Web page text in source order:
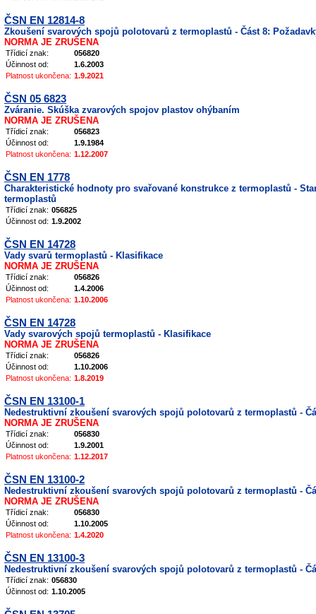
ČSN EN 12814-8
Zkoušení svarových spojů polotovarů z termoplastů - Část 8:
NORMA JE ZRUŠENA
Třídicí znak:
056820
Účinnost od:
1.6.2003
Platnost ukončena: 1.9.2021
ČSN 05 6823
Zváranie. Skúška zvarových spojov plastov ohýbaním
NORMA JE ZRUŠENA
Třídicí znak:
056823
Účinnost od:
1.9.1984
Platnost ukončena: 1.12.2007
ČSN EN 1778
Charakteristické hodnoty pro svařované konstrukce z termoplastů -
termoplastů
Třídicí znak: 056825
Účinnost od: 1.9.2002
ČSN EN 14728
Vady svarů termoplastů - Klasifikace
NORMA JE ZRUŠENA
Třídicí znak:
056826
Účinnost od:
1.4.2006
Platnost ukončena: 1.10.2006
ČSN EN 14728
Vady svarových spojů termoplastů - Klasifikace
NORMA JE ZRUŠENA
Třídicí znak:
056826
Účinnost od:
1.10.2006
Platnost ukončena: 1.8.2019
ČSN EN 13100-1
Nedestruktivní zkoušení svarových spojů polotovarů z termoplastů -
NORMA JE ZRUŠENA
Třídicí znak:
056830
Účinnost od:
1.9.2001
Platnost ukončena: 1.12.2017
ČSN EN 13100-2
Nedestruktivní zkoušení svarových spojů polotovarů z termoplastů -
NORMA JE ZRUŠENA
Třídicí znak:
056830
Účinnost od:
1.10.2005
Platnost ukončena: 1.4.2020
ČSN EN 13100-3
Nedestruktivní zkoušení svarových spojů polotovarů z termoplastů -
Třídicí znak: 056830
Účinnost od: 1.10.2005